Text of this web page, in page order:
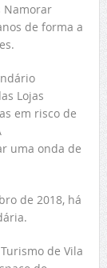
Namorar
de forma a
Lojas
em risco de
uma onda de
de 2018, há
de Vila